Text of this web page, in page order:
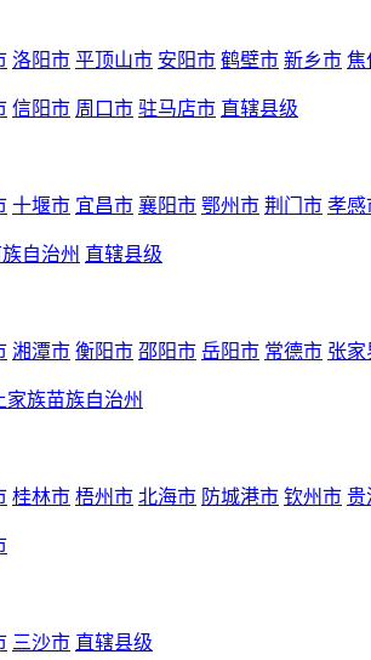
洛阳市 平顶山市 安阳市 鹤壁市 新乡市 焦
信阳市 周口市 驻马店市 直辖县级
十堰市 宜昌市 襄阳市 鄂州市 荆门市 孝感
自治州 直辖县级
湘潭市 衡阳市 邵阳市 岳阳市 常德市 张家
家族苗族自治州
桂林市 梧州市 北海市 防城港市 钦州市 贵
三沙市 直辖县级